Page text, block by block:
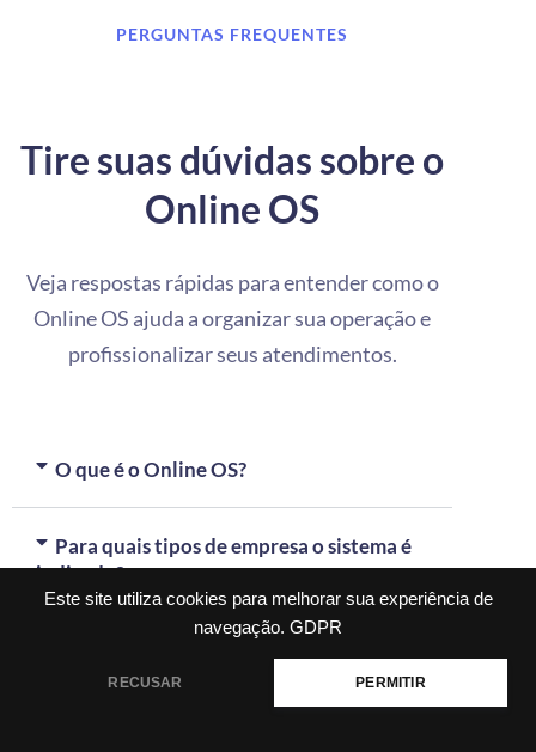
Este site utiliza cookies para melhorar sua experiência de
navegação. GDPR
RECUSAR PERMITIR
PERGUNTAS FREQUENTES
Tire suas dúvidas sobre o
Online OS
Veja respostas rápidas para entender como o
Online OS ajuda a organizar sua operação e
profissionalizar seus atendimentos.
O que é o Online OS?
Para quais tipos de empresa o sistema é
indicado?
observações nas ordens de serviço?